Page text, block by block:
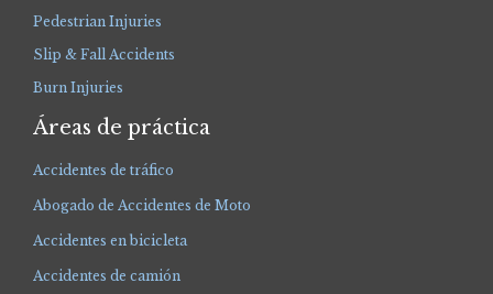
Pedestrian Injuries
Slip & Fall Accidents
Burn Injuries
Áreas de práctica
Accidentes de tráfico
Abogado de Accidentes de Moto
Accidentes en bicicleta
Accidentes de camión